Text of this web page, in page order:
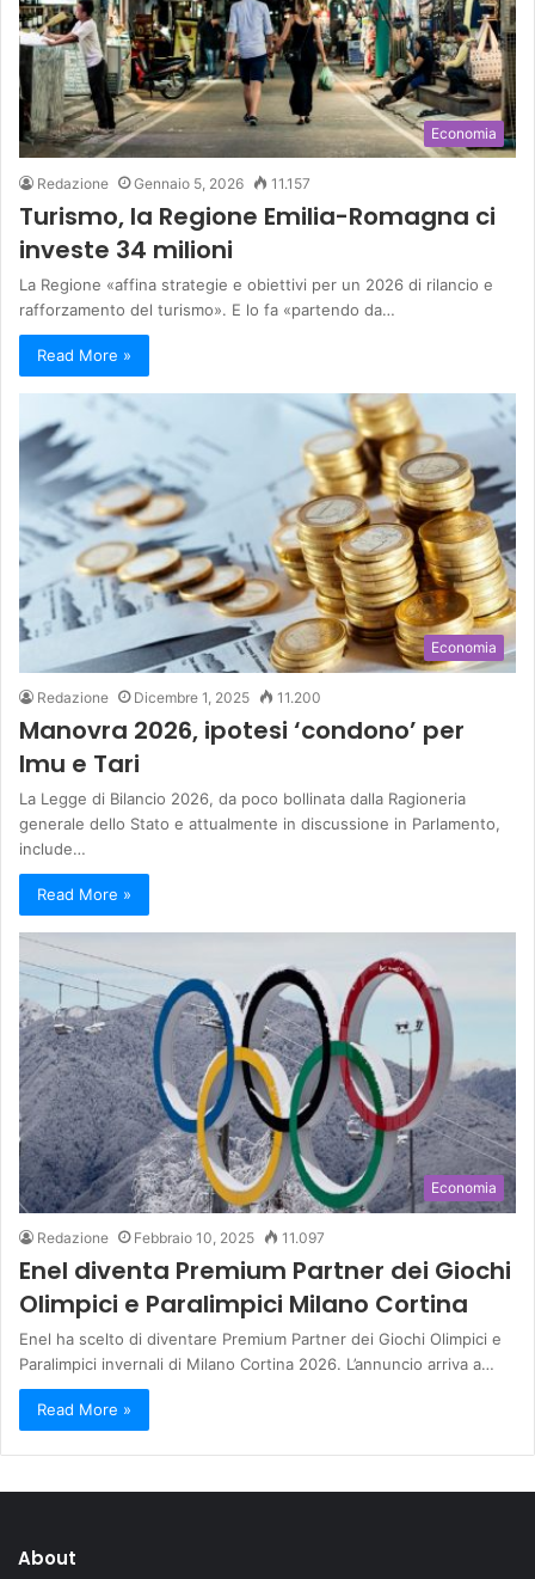
Economia
Redazione Gennaio 5, 2026 11.157
Turismo, la Regione Emilia-Romagna ci
investe 34 milioni
La Regione «affina strategie e obiettivi per un 2026 di rilancio e
rafforzamento del turismo». E lo fa «partendo da…
Read More »
Economia
Redazione Dicembre 1, 2025 11.200
Manovra 2026, ipotesi ‘condono’ per
Imu e Tari
La Legge di Bilancio 2026, da poco bollinata dalla Ragioneria
generale dello Stato e attualmente in discussione in Parlamento,
include…
Read More »
Economia
Redazione Febbraio 10, 2025 11.097
Enel diventa Premium Partner dei Giochi
Olimpici e Paralimpici Milano Cortina
Enel ha scelto di diventare Premium Partner dei Giochi Olimpici e
Paralimpici invernali di Milano Cortina 2026. L’annuncio arriva a…
Read More »
About